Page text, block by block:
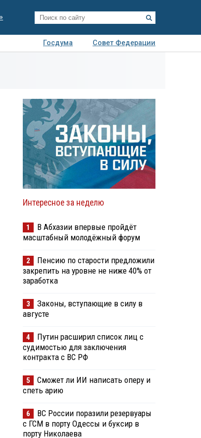
Госдума
Совет Федерации
Интересное за неделю
1
В Абхазии впервые пройдёт
масштабный молодёжный форум
2
Пенсию по старости предложили
закрепить на уровне не ниже 40% от
заработка
3
Законы, вступающие в силу в
августе
4
Путин расширил список лиц с
судимостью для заключения
контракта с ВС РФ
5
Сможет ли ИИ написать оперу и
спеть арию
6
ВС России поразили резервуары
с ГСМ в порту Одессы и буксир в
порту Николаева